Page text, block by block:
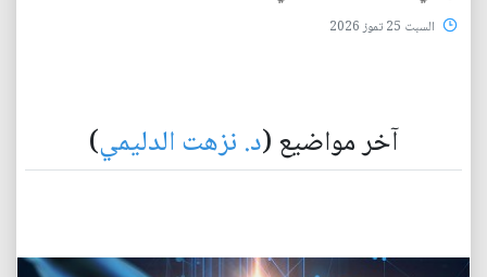
السبت 25 تموز 2026
آخر مواضيع (د. نزهت الدليمي)